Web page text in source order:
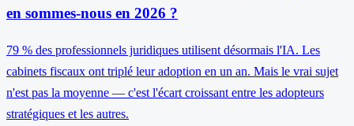
en sommes-nous en 2026 ?
79 % des professionnels juridiques utilisent désormais l'IA. Les
cabinets fiscaux ont triplé leur adoption en un an. Mais le vrai sujet
n'est pas la moyenne — c'est l'écart croissant entre les adopteurs
stratégiques et les autres.